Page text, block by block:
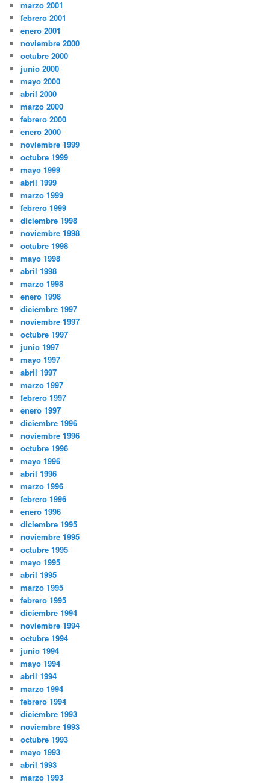
marzo 2001
febrero 2001
enero 2001
noviembre 2000
octubre 2000
junio 2000
mayo 2000
abril 2000
marzo 2000
febrero 2000
enero 2000
noviembre 1999
octubre 1999
mayo 1999
abril 1999
marzo 1999
febrero 1999
diciembre 1998
noviembre 1998
octubre 1998
mayo 1998
abril 1998
marzo 1998
enero 1998
diciembre 1997
noviembre 1997
octubre 1997
junio 1997
mayo 1997
abril 1997
marzo 1997
febrero 1997
enero 1997
diciembre 1996
noviembre 1996
octubre 1996
mayo 1996
abril 1996
marzo 1996
febrero 1996
enero 1996
diciembre 1995
noviembre 1995
octubre 1995
mayo 1995
abril 1995
marzo 1995
febrero 1995
diciembre 1994
noviembre 1994
octubre 1994
junio 1994
mayo 1994
abril 1994
marzo 1994
febrero 1994
diciembre 1993
noviembre 1993
octubre 1993
mayo 1993
abril 1993
marzo 1993